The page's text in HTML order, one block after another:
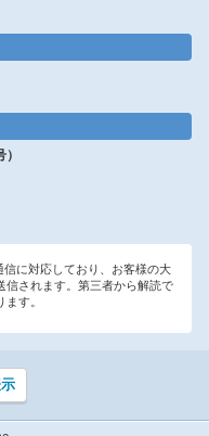
信に対応しており、お客様の大
信されます。第三者から解読で
す。